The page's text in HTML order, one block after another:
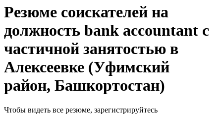
Резюме соискателей на
должность bank accountant с
частичной занятостью в
Алексеевке (Уфимский
район, Башкортостан)
Чтобы видеть все резюме, зарегистрируйтесь